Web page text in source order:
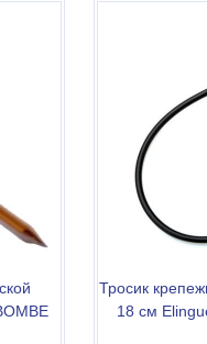
Тросик
18 см